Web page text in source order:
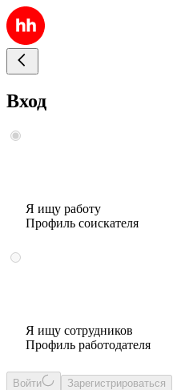
Вход
Я ищу работу
Профиль соискателя
Я ищу сотрудников
Профиль работодателя
Войти Зарегистрироваться